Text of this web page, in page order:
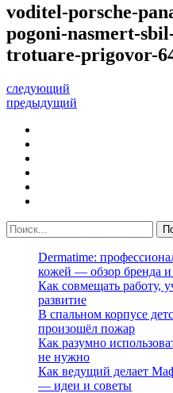
voditel-porsche-
pogoni-nasmert-
trotuare-prigovor-
следующий
предыдущий
Dermatime:
кожей — обзор бренда и
Как совмещать работу,
развитие
В спальном корпусе
произошёл пожар
Как разумно
не нужно
Как ведущий делает
— идеи и советы